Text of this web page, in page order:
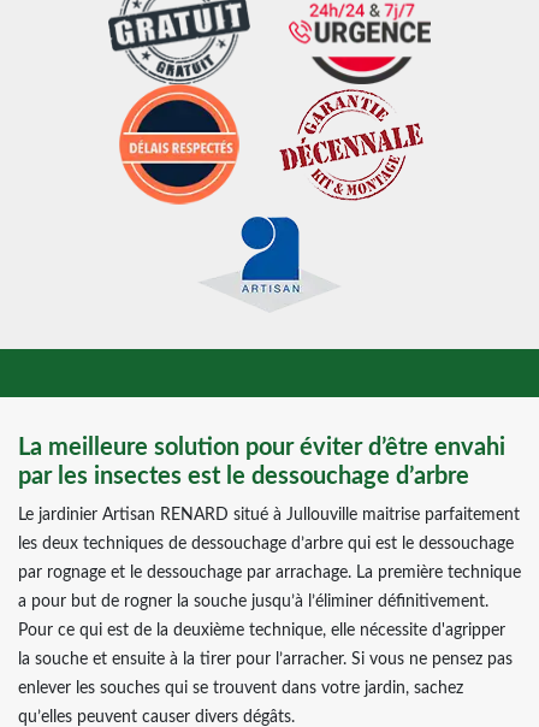
La meilleure solution pour éviter d’être envahi
par les insectes est le dessouchage d’arbre
Le jardinier Artisan RENARD situé à Jullouville maitrise parfaitement
les deux techniques de dessouchage d’arbre qui est le dessouchage
par rognage et le dessouchage par arrachage. La première technique
a pour but de rogner la souche jusqu’à l’éliminer définitivement.
Pour ce qui est de la deuxième technique, elle nécessite d'agripper
la souche et ensuite à la tirer pour l’arracher. Si vous ne pensez pas
enlever les souches qui se trouvent dans votre jardin, sachez
qu’elles peuvent causer divers dégâts.